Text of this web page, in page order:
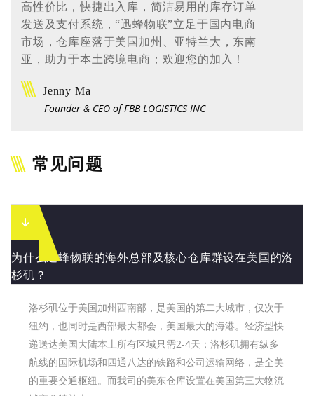
高性价比，快捷出入库，简洁易用的库存订单
发送及支付系统，“迅蜂物联”立足于国内电商
市场，仓库座落于美国加州、亚特兰大，东南
亚，助力于本土跨境电商；欢迎您的加入！
Jenny Ma
Founder & CEO of FBB LOGISTICS INC
常见问题
为什么迅蜂物联的海外总部及核心仓库群设在美国的洛
杉矶？
洛杉矶位于美国加州西南部，是美国的第二大城市，仅次于
纽约，也同时是西部最大都会，美国最大的海港。经济型快
递送达美国大陆本土所有区域只需2-4天；洛杉矶拥有纵多
航线的国际机场和四通八达的铁路和公司运输网络，是全美
的重要交通枢纽。而我司的美东仓库设置在美国第三大物流